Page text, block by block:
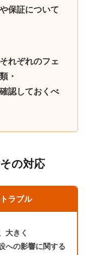
保証について
れぞれのフェ
・
認しておくべ
の対応
ラブル
大きく
への影響に関する